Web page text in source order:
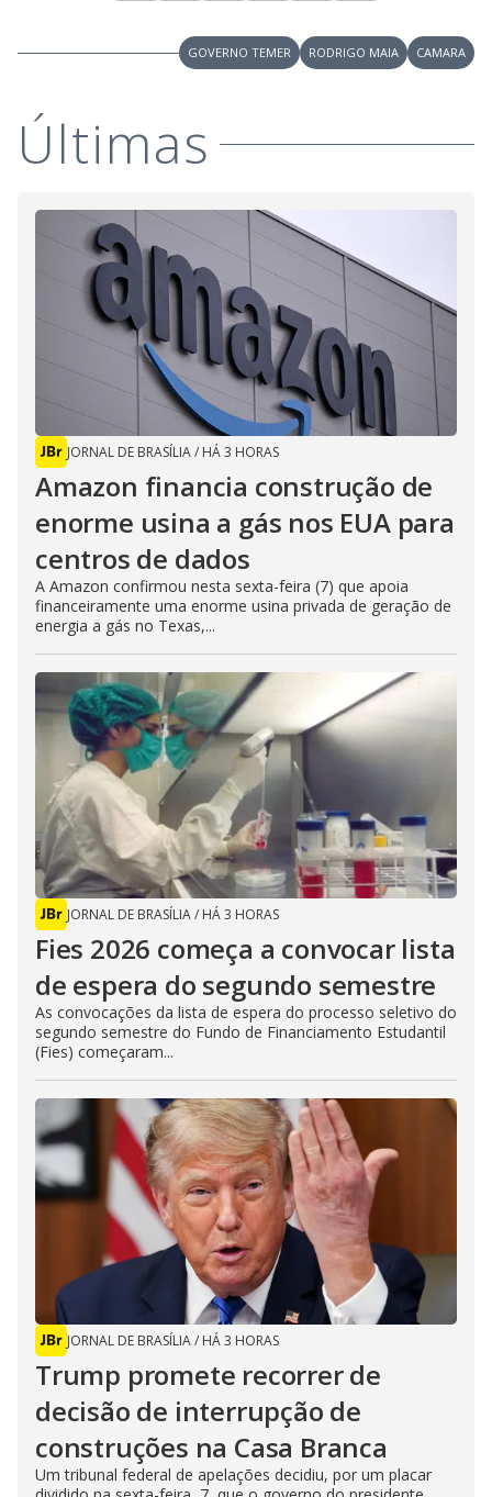
GOVERNO TEMER RODRIGO MAIA CAMARA
Últimas
JORNAL DE BRASÍLIA/ HÁ 3 HORAS
Amazon financia construção de
enorme usina a gás nos EUA para
centros de dados
A Amazon confirmou nesta sexta-feira (7) que apoia
financeiramente uma enorme usina privada de geração de
energia a gás no Texas,...
JORNAL DE BRASÍLIA/ HÁ 3 HORAS
Fies 2026 começa a convocar lista
de espera do segundo semestre
As convocações da lista de espera do processo seletivo do
segundo semestre do Fundo de Financiamento Estudantil
(Fies) começaram...
JORNAL DE BRASÍLIA/ HÁ 3 HORAS
Trump promete recorrer de
decisão de interrupção de
construções na Casa Branca
Um tribunal federal de apelações decidiu, por um placar